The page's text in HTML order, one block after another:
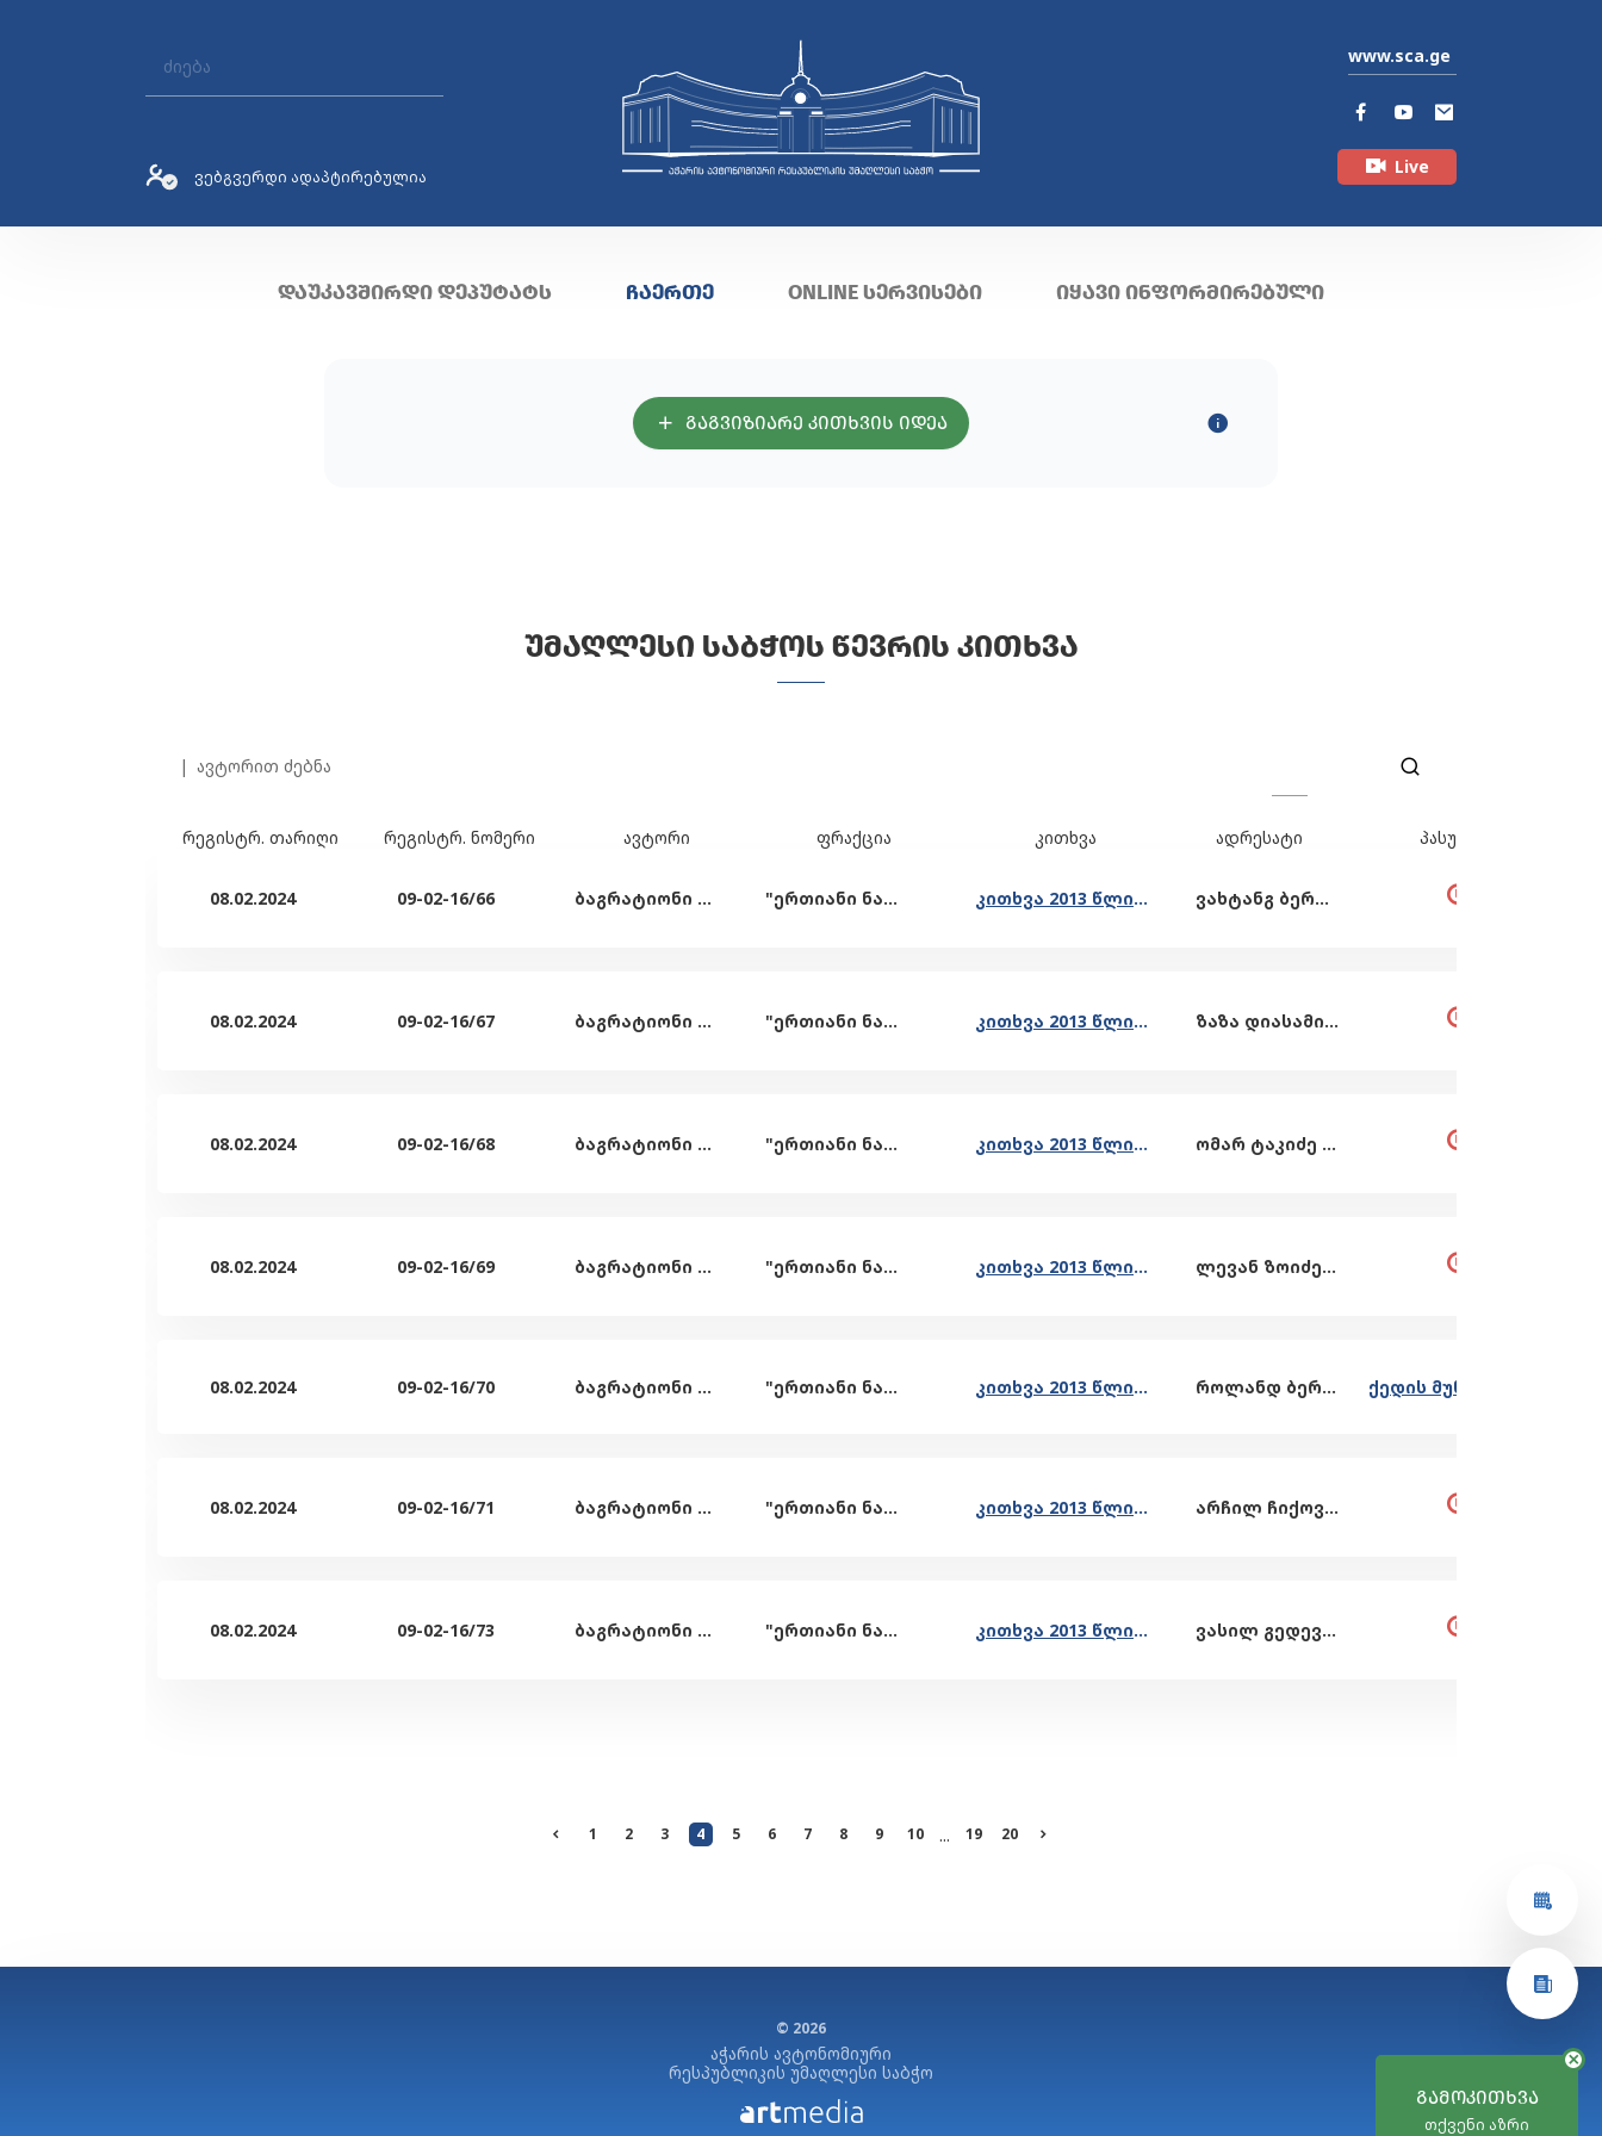
ᲒᲐᲛᲝᲙᲘᲗᲮᲕᲐ
თქვენი აზრი
ვებგვერდი ადაპტირებულია
www.sca.ge
Live
ᲓᲐᲣᲙᲐᲕᲨᲘᲠᲓᲘ ᲓᲔᲞᲣᲢᲐᲢᲡ ᲩᲐᲔᲠᲗᲔ ONLINE ᲡᲔᲠᲕᲘᲡᲔᲑᲘ ᲘᲧᲐᲕᲘ ᲘᲜᲤᲝᲠᲛᲘᲠᲔᲑᲣᲚᲘ
ᲒᲐᲒᲕᲘᲖᲘᲐᲠᲔ ᲙᲘᲗᲮᲕᲘᲡ ᲘᲓᲔᲐ
ᲣᲛᲐᲦᲚᲔᲡᲘ ᲡᲐᲑᲭᲝᲡ ᲬᲔᲕᲠᲘᲡ ᲙᲘᲗᲮᲕᲐ
ავტორით ძებნა
რეგისტრ. თარიღი რეგისტრ. ნომერი ავტორი ფრაქცია კითხვა ადრესატი პასუხი
08.02.2024 09-02-16/66 ბაგრატიონი ელგუჯა "ერთიანი ნაციონალური მოძრაობა" კითხვა 2013 წლიდან დღემდე გარემოს ეროვნული სააგენტოს/აჭარის მთავრობის/სამინისტროების/სხვა უწყებების მიერ გამოგზავნილი საფრთხეების შეფასების ანგარიშების, ეკოლოგიური, გეოლოგიური და სხვა ბიულეტე ვახტანგ ბერიძე - ხულოს მერი
08.02.2024 09-02-16/67 ბაგრატიონი ელგუჯა "ერთიანი ნაციონალური მოძრაობა" კითხვა 2013 წლიდან დღემდე გარემოს ეროვნული სააგენტოს/აჭარის მთავრობის/სამინისტროების/სხვა უწყებების მიერ გამოგზავნილი საფრთხეების შეფასების ანგარიშების, ეკოლოგიური, გეოლოგიური და სხვა ბიულეტე ზაზა დიასამიძე - ხელვაჩაურის მერი
08.02.2024 09-02-16/68 ბაგრატიონი ელგუჯა "ერთიანი ნაციონალური მოძრაობა" კითხვა 2013 წლიდან დღემდე გარემოს ეროვნული სააგენტოს/აჭარის მთავრობის/სამინისტროების/სხვა უწყებების მიერ გამოგზავნილი საფრთხეების შეფასების ანგარიშების, ეკოლოგიური, გეოლოგიური და სხვა ბიულეტე ომარ ტაკიძე - შუახევის მერი
08.02.2024 09-02-16/69 ბაგრატიონი ელგუჯა "ერთიანი ნაციონალური მოძრაობა" კითხვა 2013 წლიდან დღემდე გარემოს ეროვნული სააგენტოს/აჭარის მთავრობის/სამინისტროების/სხვა უწყებების მიერ გამოგზავნილი საფრთხეების შეფასების ანგარიშების, ეკოლოგიური, გეოლოგიური და სხვა ბიულეტე ლევან ზოიძე - ქობულეთის მერი
08.02.2024 09-02-16/70 ბაგრატიონი ელგუჯა "ერთიანი ნაციონალური მოძრაობა" კითხვა 2013 წლიდან დღემდე გარემოს ეროვნული სააგენტოს/აჭარის მთავრობის/სამინისტროების/სხვა უწყებების მიერ გამოგზავნილი საფრთხეების შეფასების ანგარიშების, ეკოლოგიური, გეოლოგიური და სხვა ბიულეტე როლანდ ბერიძე - ქედის მერი
08.02.2024 09-02-16/71 ბაგრატიონი ელგუჯა "ერთიანი ნაციონალური მოძრაობა" კითხვა 2013 წლიდან დღემდე გარემოს ეროვნული სააგენტოს/აჭარის მთავრობის/სამინისტროების/სხვა უწყებების მიერ გამოგზავნილი საფრთხეების შეფასების ანგარიშების, ეკოლოგიური, გეოლოგიური და სხვა ბიულეტე არჩილ ჩიქოვანი - ბათუმის მერი
08.02.2024 09-02-16/73 ბაგრატიონი ელგუჯა "ერთიანი ნაციონალური მოძრაობა" კითხვა 2013 წლიდან დღემდე, გარემოს ეროვნული სააგენტოს საფრთხეების შეფასების ყოველწლიური ანგარიშების, ეკოლოგიური, გეოლოგიური დასკვნების, სხვა დოკუმენტების შესახებ ვასილ გედევანიშვილი - გარემოს ეროვნული სააგენტოს უფროსი
1 2 3 4 5 6 7 8 9 10 ... 19 20
© 2026
აჭარის ავტონომიური
რესპუბლიკის უმაღლესი საბჭო